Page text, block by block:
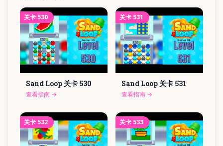
关卡 530
Sand Loop 关卡 530
查看指南 →
关卡 531
Sand Loop 关卡 531
查看指南 →
关卡 532 关卡 533